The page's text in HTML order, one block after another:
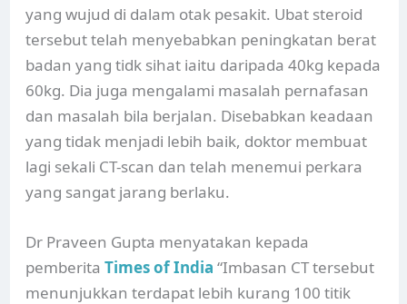
yang wujud di dalam otak pesakit. Ubat steroid
tersebut telah menyebabkan peningkatan berat
badan yang tidk sihat iaitu daripada 40kg kepada
60kg. Dia juga mengalami masalah pernafasan
dan masalah bila berjalan. Disebabkan keadaan
yang tidak menjadi lebih baik, doktor membuat
lagi sekali CT-scan dan telah menemui perkara
yang sangat jarang berlaku.
Dr Praveen Gupta menyatakan kepada
pemberitaTimes of India “Imbasan CT tersebut
menunjukkan terdapat lebih kurang 100 titik